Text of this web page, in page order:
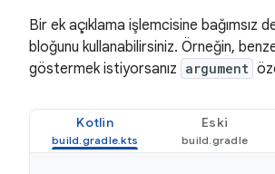
Bir ek açıklama işlemcisine bağımsız
bloğunu kullanabilirsiniz. Örneğin,
göstermek istiyorsanız argument
Kotlin Eski